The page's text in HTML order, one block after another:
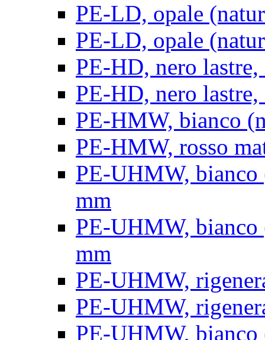
PE-LD, opale
PE-LD, opale
PE-HD, nero lastre,
PE-HD, nero lastre,
PE-HMW, bianco
PE-HMW, rosso
PE-UHMW, bianco
mm
PE-UHMW, bianco
mm
PE-UHMW,
PE-UHMW,
PE-UHMW,